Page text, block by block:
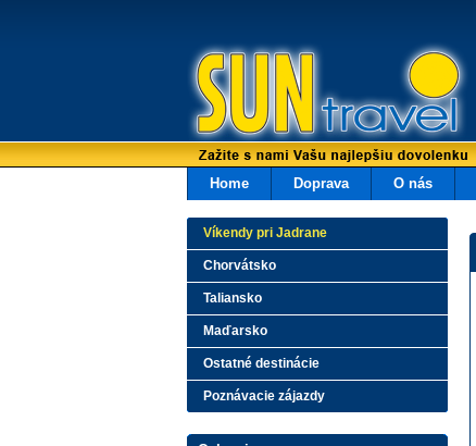
Home Doprava O nás
Víkendy pri Jadrane
Chorvátsko
Taliansko
Maďarsko
Ostatné destinácie
Poznávacie zájazdy